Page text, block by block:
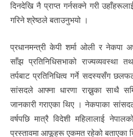
दिनदेखि नै प्राप्त गर्नसक्ने गरी
गरिने श्रेष्ठले बताउनुभयो ।
प्रधानमन्त्री केपी शर्मा ओली र नेकपा
साँझ प्रतिनिधिसभाको राज्यव्यवस्था
तर्पबाट प्रतिनिधित्व गर्ने सदस्यसँग
सांसदले आफ्ना धारणा राख्नुका साथै
जानकारी गराएका थिए । नेकपाका
वर्षपछि मात्रै विदेशी महिलालाई
प्रस्तावमा आफूहरू एकमत रहेको बताएका